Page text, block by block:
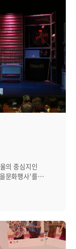
에게 다양한 여가
현하고 있습니다.
조사를 통한
평가받았고 이를
었습니다.
인증을 유지하고
다. │행복한
고 몰입할 수 있는
일과 삶의 균형을
해외
행을 통해
소통하고
드를 체험할 수
얻은 경험을
험할 수 있는
프로그램과 최고급
와 다양한 문화
근무제:
제를 시행하고
의 중심지인
문화행사'를
. 자회사
든든하게
트까지 다양한